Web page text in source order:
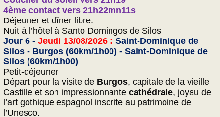
4ème contact vers 21h22mn11s
Déjeuner et dîner libre.
Nuit à l’hôtel à Santo Domingos de Silos
Jour 6 - Jeudi 13/08/2026 : Saint-Dominique de
Silos - Burgos (60km/1h00) - Saint-Dominique de
Silos (60km/1h00)
Petit-déjeuner
Départ pour la visite de Burgos, capitale de la vieille
Castille et son impressionnante cathédrale, joyau de
l’art gothique espagnol inscrite au patrimoine de
l’Unesco.